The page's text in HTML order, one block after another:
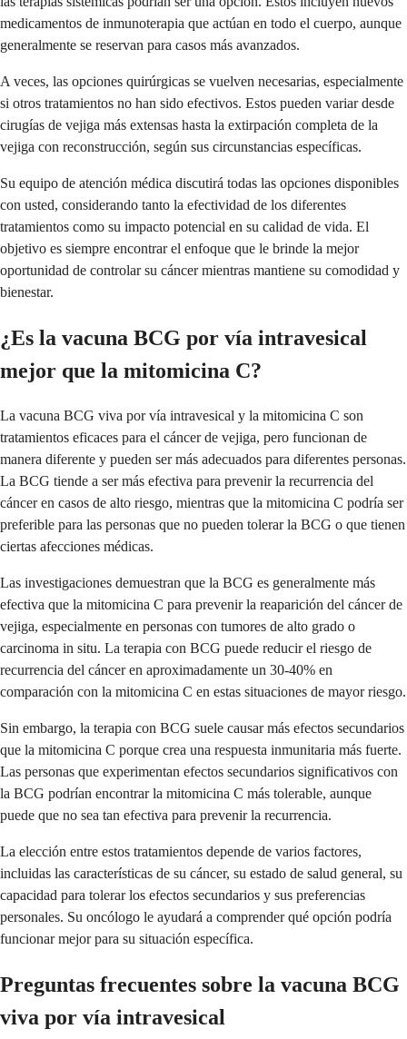
medicamentos de inmunoterapia que actúan en todo el cuerpo, aunque
generalmente se reservan para casos más avanzados.
A veces, las opciones quirúrgicas se vuelven necesarias, especialmente
si otros tratamientos no han sido efectivos. Estos pueden variar desde
cirugías de vejiga más extensas hasta la extirpación completa de la
vejiga con reconstrucción, según sus circunstancias específicas.
Su equipo de atención médica discutirá todas las opciones disponibles
con usted, considerando tanto la efectividad de los diferentes
tratamientos como su impacto potencial en su calidad de vida. El
objetivo es siempre encontrar el enfoque que le brinde la mejor
oportunidad de controlar su cáncer mientras mantiene su comodidad y
bienestar.
¿Es la vacuna BCG por vía intravesical
mejor que la mitomicina C?
La vacuna BCG viva por vía intravesical y la mitomicina C son
tratamientos eficaces para el cáncer de vejiga, pero funcionan de
manera diferente y pueden ser más adecuados para diferentes personas.
La BCG tiende a ser más efectiva para prevenir la recurrencia del
cáncer en casos de alto riesgo, mientras que la mitomicina C podría ser
preferible para las personas que no pueden tolerar la BCG o que tienen
ciertas afecciones médicas.
Las investigaciones demuestran que la BCG es generalmente más
efectiva que la mitomicina C para prevenir la reaparición del cáncer de
vejiga, especialmente en personas con tumores de alto grado o
carcinoma in situ. La terapia con BCG puede reducir el riesgo de
recurrencia del cáncer en aproximadamente un 30-40% en
comparación con la mitomicina C en estas situaciones de mayor riesgo.
Sin embargo, la terapia con BCG suele causar más efectos secundarios
que la mitomicina C porque crea una respuesta inmunitaria más fuerte.
Las personas que experimentan efectos secundarios significativos con
la BCG podrían encontrar la mitomicina C más tolerable, aunque
puede que no sea tan efectiva para prevenir la recurrencia.
La elección entre estos tratamientos depende de varios factores,
incluidas las características de su cáncer, su estado de salud general, su
capacidad para tolerar los efectos secundarios y sus preferencias
personales. Su oncólogo le ayudará a comprender qué opción podría
funcionar mejor para su situación específica.
Preguntas frecuentes sobre la vacuna BCG
viva por vía intravesical